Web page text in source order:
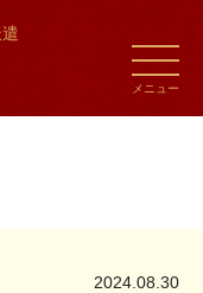
toggle
メニュー
2024.08.30